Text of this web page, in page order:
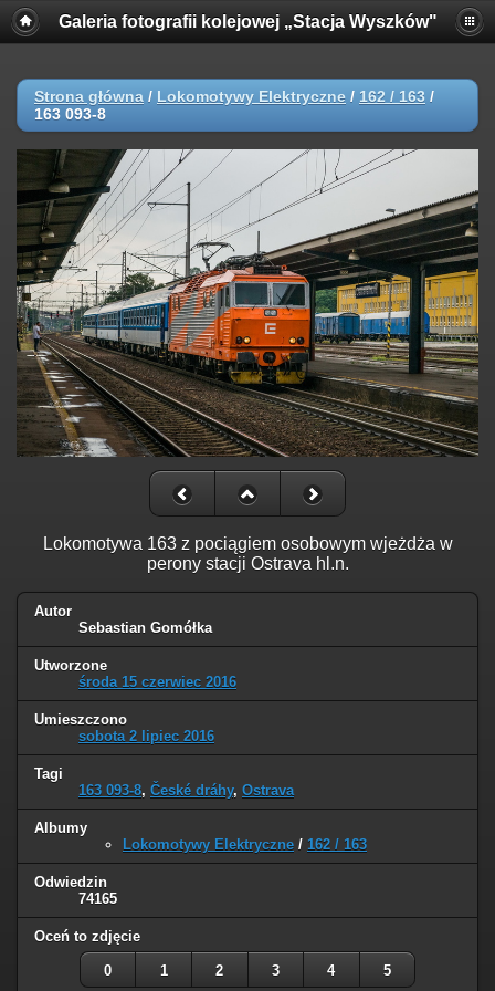
Galeria fotografii kolejowej „Stacja Wyszków"
Strona główna / Lokomotywy Elektryczne / 162 / 163 /
163 093-8
Lokomotywa 163 z pociągiem osobowym wjeżdża w
perony stacji Ostrava hl.n.
Autor
Sebastian Gomółka
Utworzone
środa 15 czerwiec 2016
Umieszczono
sobota 2 lipiec 2016
Tagi
163 093-8, České dráhy, Ostrava
Albumy
Lokomotywy Elektryczne / 162 / 163
Odwiedzin
74165
Oceń to zdjęcie
0 1 2 3 4 5